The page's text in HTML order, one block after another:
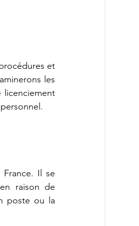
et
les
Il se
raison de
poste ou la